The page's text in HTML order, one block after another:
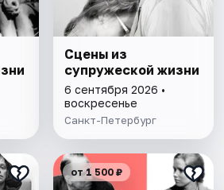
Сцены из
супружеской жизни
6 сентября 2026 •
воскресенье
Санкт-Петербург
от 1 500 ₽